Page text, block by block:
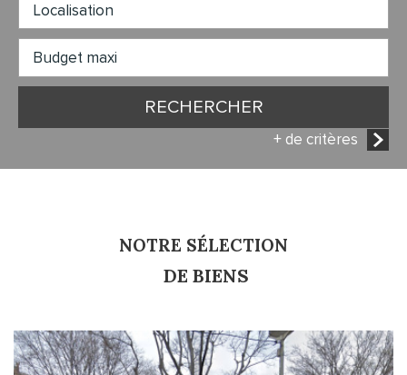
Critères supplémentaires
RECHERCHER
+ de critères
NOTRE SÉLECTION
DE BIENS